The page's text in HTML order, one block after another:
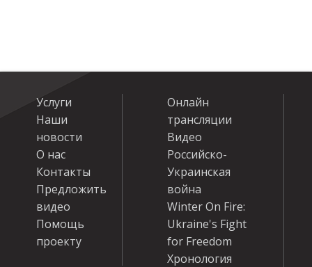
Услуги
Наши
новости
О нас
Контакты
Предложить
видео
Помощь
проекту
Онлайн
трансляции
Видео
Российско-
Украинская
война
Winter On Fire:
Ukraine's Fight
for Freedom
Хронология